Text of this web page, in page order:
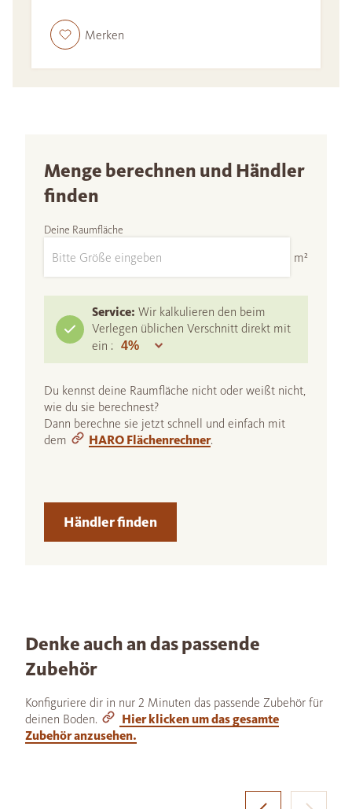
Merken
Menge berechnen und Händler
finden
Deine Raumfläche
m²
Service: Wir kalkulieren den beim
Verlegen üblichen Verschnitt direkt mit
ein :
Du kennst deine Raumfläche nicht oder weißt nicht,
wie du sie berechnest?
Dann berechne sie jetzt schnell und einfach mit
dem
HARO Flächenrechner.
Händler finden
Denke auch an das passende
Zubehör
Konfiguriere dir in nur 2 Minuten das passende Zubehör für
deinen Boden.
Hier klicken um das gesamte
Zubehör anzusehen.